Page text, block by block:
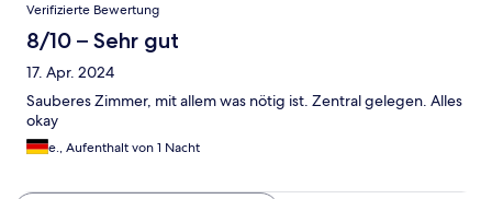
Verifizierte Bewertung
8/10 – Sehr gut
17. Apr. 2024
Sauberes Zimmer, mit allem was nötig ist. Zentral gelegen. Alles
okay
e., Aufenthalt von 1 Nacht